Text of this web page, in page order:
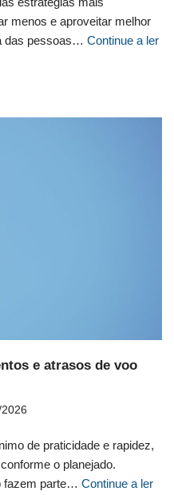
menos e aproveitar melhor
das pessoas… Continue a ler
e atrasos de voo
de praticidade e rapidez,
o planejado.
fazem parte… Continue a ler